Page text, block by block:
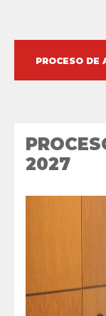
PROCESO DE
2027